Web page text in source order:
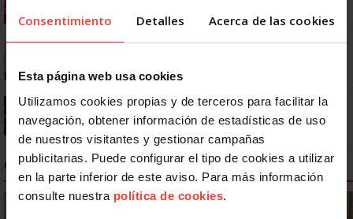
Consentimiento Detalles Acerca de las cookies
Esta página web usa cookies
Utilizamos cookies propias y de terceros para facilitar la
navegación, obtener información de estadísticas de uso
de nuestros visitantes y gestionar campañas
publicitarias. Puede configurar el tipo de cookies a utilizar
en la parte inferior de este aviso. Para más información
consulte nuestra política de cookies.
¿Cuánto tiempo de descanso tengo durante y entre jornada
Presentismo, ir a trabajar enfermo por miedo: el problema que
ninguna empresa quiere medir
CAMPAÑAS SALUD LABORAL